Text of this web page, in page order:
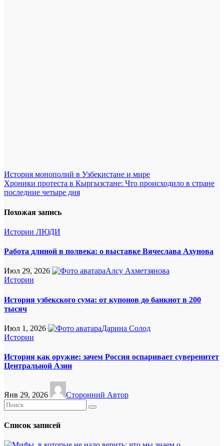
Навигация
по
История монополий в Узбекистане и мире
Хроники протеста в Кыргызстане: Что происходило в стране
последние четыре дня
Похожая запись
Истории ЛЮДИ
Работа длиной в полвека: о выставке Вячеслава Ахунова
Июл 29, 2026
Алсу Ахметзянова
Истории
История узбекского сума: от купонов до банкнот в 200
тысяч
Июл 1, 2026
Дарина Солод
Истории
История как оружие: зачем Россия оспаривает суверенитет
Центральной Азии
Янв 29, 2026 Сторонний Автор
Список записей